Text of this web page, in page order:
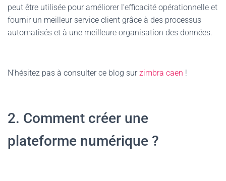
peut être utilisée pour améliorer l’efficacité opérationnelle et
fournir un meilleur service client grâce à des processus
automatisés et à une meilleure organisation des données.
N’hésitez pas à consulter ce blog surzimbra caen !
2. Comment créer une
plateforme numérique ?